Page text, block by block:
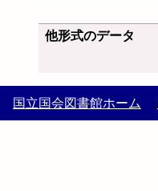
他形式のデータ
国立国会図書館ホーム